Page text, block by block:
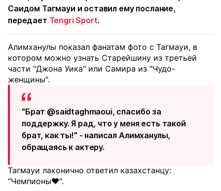
Саидом Тагмауи и оставил ему послание,
передает Tengri Sport.
Алимханулы показал фанатам фото с Тагмауи, в
котором можно узнать Старейшину из третьей
части "Джона Уика" или Самира из "Чудо-
женщины".
"Брат @saidtaghmaoui, спасибо за
поддержку. Я рад, что у меня есть такой
брат, как ты!" - написал Алимханулы,
обращаясь к актеру.
Тагмауи лаконично ответил казахстанцу:
"Чемпионы❤️".